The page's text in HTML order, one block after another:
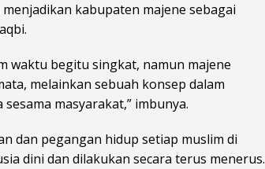
kabupaten majene sebagai
waktu begitu singkat, namun majene
melainkan sebuah konsep dalam
masyarakat,” imbunya.
dan pegangan hidup setiap muslim di
dini dan dilakukan secara terus menerus.